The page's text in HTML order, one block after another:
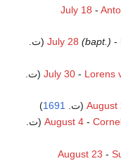
July 18 -
July 28 (bapt.) -
، English dramatist (ت.
July 30- Lorens
August
1691
)
August 4-
August 23 -